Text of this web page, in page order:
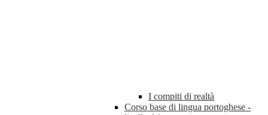
I compiti di realtà
Corso base di lingua portoghese -